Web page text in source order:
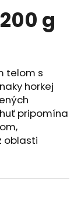
g
telom s
horkej
pripomína
oblasti